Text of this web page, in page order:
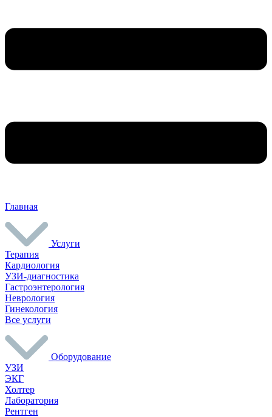
Главная
Услуги
Терапия
Кардиология
УЗИ-диагностика
Гастроэнтерология
Неврология
Гинекология
Все услуги
Оборудование
УЗИ
ЭКГ
Холтер
Лаборатория
Рентген